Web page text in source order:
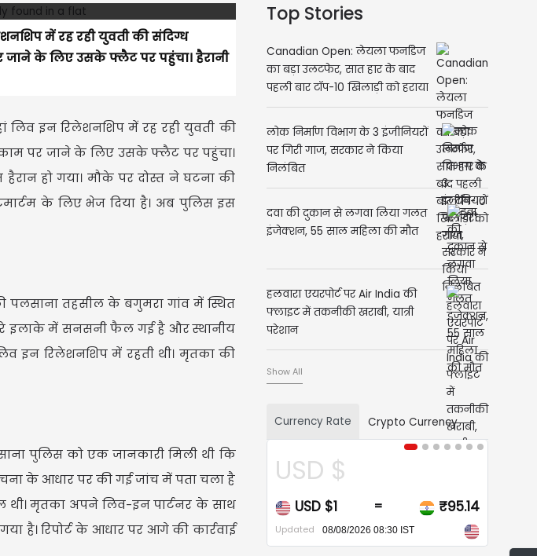
में रह रही युवती की संदिग्ध
जाने के लिए उसके फ्लैट पर पहुंचा। हैरानी
इन रिलेशनशिप में रह रही युवती की
काम पर जाने के लिए उसके फ्लैट पर पहुंचा।
हो गया। मौके पर दोस्त ने घटना की
के लिए भेज दिया है। अब पुलिस इस
पलसाना तहसील के बगुमरा गांव में स्थित
इलाके में सनसनी फैल गई है और स्थानीय
इन रिलेशनशिप में रहती थी। मृतका की
पुलिस को एक जानकारी मिली थी कि
के आधार पर की गई जांच में पता चला है
मृतका अपने लिव-इन पार्टनर के साथ
है। रिपोर्ट के आधार पर आगे की कार्रवाई
Top Stories
Canadian Open: लेयला फर्नाडेज
का बड़ा उलटफेर, सात हार के बाद
पहली बार टॉप-10 खिलाड़ी को हराया
लोक निर्माण विभाग के 3 इंजीनियरों
पर गिरी गाज, सरकार ने किया
निलंबित
दवा की दुकान से लगवा लिया गलत
इंजेक्शन, 55 साल महिला की मौत
हलवारा एयरपोर्ट पर Air India की
फ्लाइट में तकनीकी खराबी, यात्री
परेशान
Show All
Currency Rate Crypto Currency
USD $
USD $1 = ₹95.14
Updated 08/08/2026 08:30 IST